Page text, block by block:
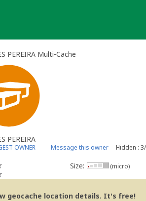
PEREIRA Multi-Cache
PEREIRA
OWNER Message this owner Hidden :
Size: (micro)
geocache location details. It's free!